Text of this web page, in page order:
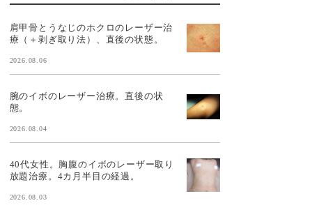
肩甲骨とうなじのホクロのレーザー治
療（＋剥ぎ取り法）、直後の状態。
2026.08.06
腕のイボのレーザー治療。直後の状
態。
2026.08.04
40代女性。胸腹のイボのレーザー取り
放題治療。4カ月半目の経過。
2026.08.03